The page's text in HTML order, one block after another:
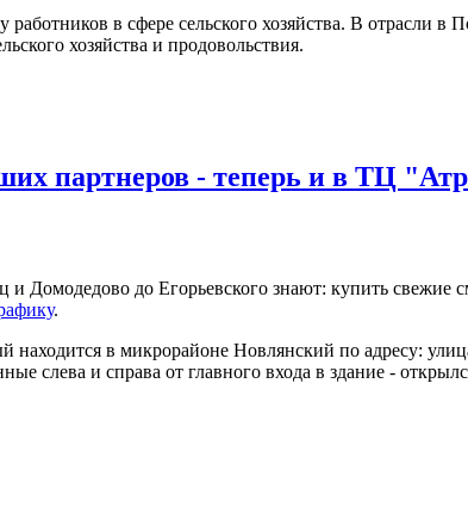
в сфере сельского хозяйства. В отрасли в
хозяйства и продовольствия.
партнеров - теперь и в ТЦ
до Егорьевского знают: купить свежие
.
в микрорайоне Новлянский по адресу:
слева и справа от главного входа в здание -